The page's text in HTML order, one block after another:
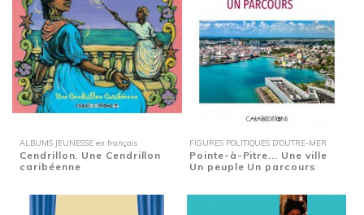
ALBUMS JEUNESSE en français
Cendrillon. Une Cendrillon
caribéenne
FIGURES POLITIQUES D'OUTRE-MER
Pointe-à-Pitre... Une ville
Un peuple Un parcours